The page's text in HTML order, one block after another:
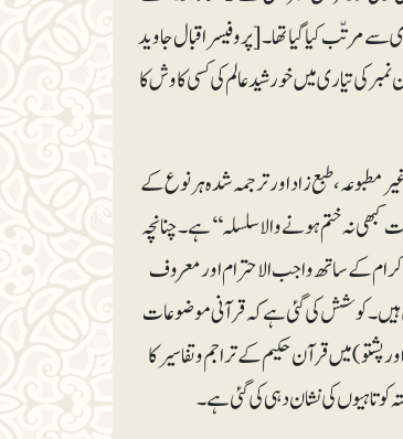
مرتّب کیا گیا تھا۔ [پروفیسر اقبال جاوید
تعمیرافکار کا قرآن نمبر، ص ۶۸۴) مگر مذکورہ بالا قرآن نمبر کی تیاری میں خورشیدعالم کی کسی کاوش کا
طبع زاد اور ترجمہ شدہ ہر نوع کے
نہ ختم ہونے والا سلسلہ‘‘ ہے۔ چنانچہ
کرام کے ساتھ واجب الاحترام اور معروف
ہیں۔ کوشش کی گئی ہے کہ قرآنی موضوعات
میں قرآن حکیم کے تراجم و تفاسیر کا
کوتاہیوں کی نشان دہی کی گئی ہے۔